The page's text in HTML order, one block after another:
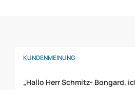
KUNDENMEINUNG
„Hallo Herr Schmitz- Bongard,